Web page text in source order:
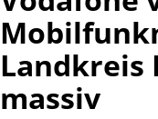
Landkreis
massiv